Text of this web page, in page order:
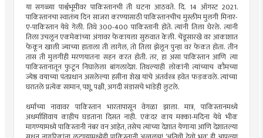
या सगळ्या पार्श्वभूमीवर पाकिस्तानची ती घटना आठवते. दि. 14 ऑगस्ट 2021.
पाकिस्तानचा स्वातंत्र्य दिन साजरा करण्यासाठी पाकिस्तानचीच मुस्लीम मुलगी मिनार-
ए-पाकिस्तान येथे गेली. तिथे 300-400 पाकिस्तानी होते. त्यांनी तिला घेरले. त्यांनी
तिला उचलून एकमेकांच्या अंगावर फेकायला सुरुवात केली. चेंडूसारखे वर आकाशात
फेकून खाली ज्याच्या हाताला ती लागेल, तो तिला झेलून पुन्हा वर फेकत होता. तीन
तास ती मुलगीही मरणयातना सहन करत होती. तर, हा असा पाकिस्तान आणि त्या
पाकिस्तानातून फुटून निघालेला बांगलादेश. तिथल्याही लोकांनी त्यांच्याच कौमच्या
ज्येष्ठ वयाच्या पंतप्रधान असलेल्या हसीना शेख यांचे अंतर्वस्त्र हवेत फडकवले. त्यांच्या
घरातले प्रत्येक सामान, पशू, पक्षी, अगदी संडासचे भांडेही लुटले.
धर्माच्या नावावर पाकिस्तान भारतापासून वेगळा झाला. मात्र, पाकिस्तानमध्ये
अधर्माशिवाय काहीच घडताना दिसत नाही. एकंदर काय मक्का-मदिना येथे भीक
मागण्यामध्ये पाकिस्तानी नंबर वन आहेत, तसेच त्यांच्या देशात येणार्‍या आणि देशातल्या